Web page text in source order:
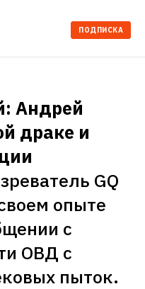
ПОДПИСКА
Андрей
драке и
GQ
опыте
с
ОВД с
пыток.